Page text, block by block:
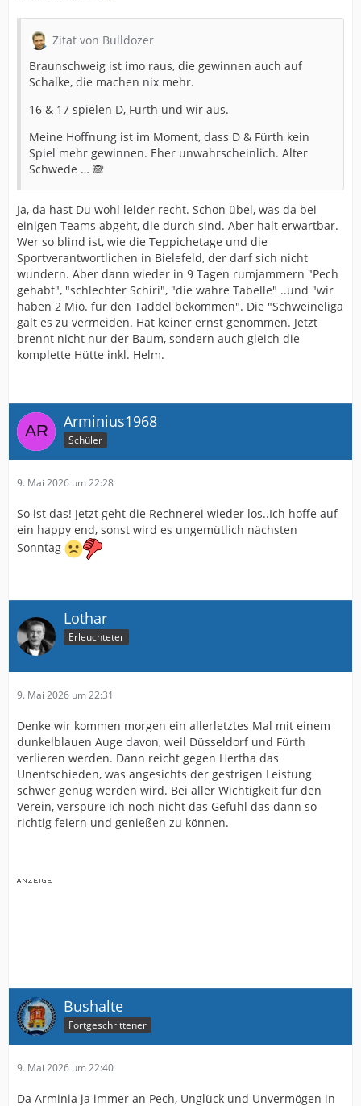
Zitat von Bulldozer
Braunschweig ist imo raus, die gewinnen auch auf
Schalke, die machen nix mehr.
16 & 17 spielen D, Fürth und wir aus.
Meine Hoffnung ist im Moment, dass D & Fürth kein
Spiel mehr gewinnen. Eher unwahrscheinlich. Alter
Schwede … 🙈
Ja, da hast Du wohl leider recht. Schon übel, was da bei
einigen Teams abgeht, die durch sind. Aber halt erwartbar.
Wer so blind ist, wie die Teppichetage und die
Sportverantwortlichen in Bielefeld, der darf sich nicht
wundern. Aber dann wieder in 9 Tagen rumjammern "Pech
gehabt", "schlechter Schiri", "die wahre Tabelle" ..und "wir
haben 2 Mio. für den Taddel bekommen". Die "Schweineliga
galt es zu vermeiden. Hat keiner ernst genommen. Jetzt
brennt nicht nur der Baum, sondern auch gleich die
komplette Hütte inkl. Helm.
Arminius1968
Schüler
9. Mai 2026 um 22:28
So ist das! Jetzt geht die Rechnerei wieder los..Ich hoffe auf
ein happy end, sonst wird es ungemütlich nächsten
Sonntag
Lothar
Erleuchteter
9. Mai 2026 um 22:31
Denke wir kommen morgen ein allerletztes Mal mit einem
dunkelblauen Auge davon, weil Düsseldorf und Fürth
verlieren werden. Dann reicht gegen Hertha das
Unentschieden, was angesichts der gestrigen Leistung
schwer genug werden wird. Bei aller Wichtigkeit für den
Verein, verspüre ich noch nicht das Gefühl das dann so
richtig feiern und genießen zu können.
Bushalte
Fortgeschrittener
9. Mai 2026 um 22:40
Da Arminia ja immer an Pech, Unglück und Unvermögen in